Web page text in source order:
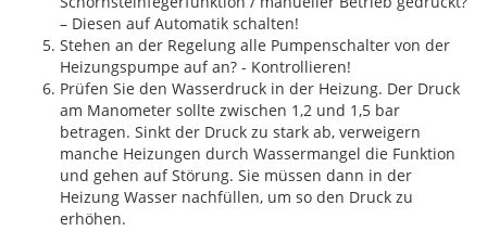
– Diesen auf Automatik schalten!
Stehen an der Regelung alle Pumpenschalter von der
Heizungspumpe auf an? - Kontrollieren!
Prüfen Sie den Wasserdruck in der Heizung. Der Druck
am Manometer sollte zwischen 1,2 und 1,5 bar
betragen. Sinkt der Druck zu stark ab, verweigern
manche Heizungen durch Wassermangel die Funktion
und gehen auf Störung. Sie müssen dann in der
Heizung Wasser nachfüllen, um so den Druck zu
erhöhen.